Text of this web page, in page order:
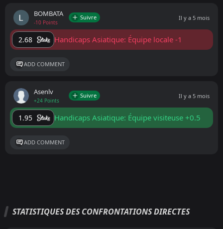
BOMBATA
-10 Points
Suivre Il y a 5 mois
2.68 Handicaps Asiatique: Équipe locale -1
ADD COMMENT
Asenlv
+24 Points
Suivre Il y a 5 mois
1.95 Handicaps Asiatique: Équipe visiteuse +0.5
ADD COMMENT
STATISTIQUES DES CONFRONTATIONS DIRECTES